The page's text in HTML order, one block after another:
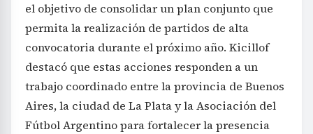
el objetivo de consolidar un plan conjunto que
permita la realización de partidos de alta
convocatoria durante el próximo año. Kicillof
destacó que estas acciones responden a un
trabajo coordinado entre la provincia de Buenos
Aires, la ciudad de La Plata y la Asociación del
Fútbol Argentino para fortalecer la presencia